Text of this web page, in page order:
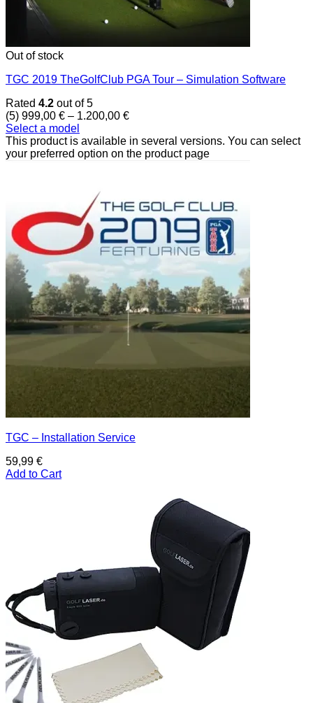
Out of stock
TGC 2019 TheGolfClub PGA Tour – Simulation Software
Rated 4.2 out of 5
(5) 999,00 € – 1.200,00 €
Select a model
This product is available in several versions. You can select
your preferred option on the product page
TGC – Installation Service
59,99 €
Add to Cart